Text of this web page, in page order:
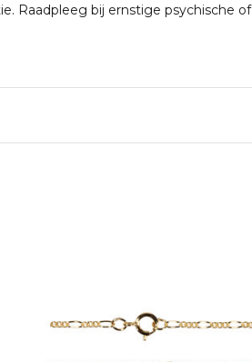
Raadpleeg bij ernstige psychische of